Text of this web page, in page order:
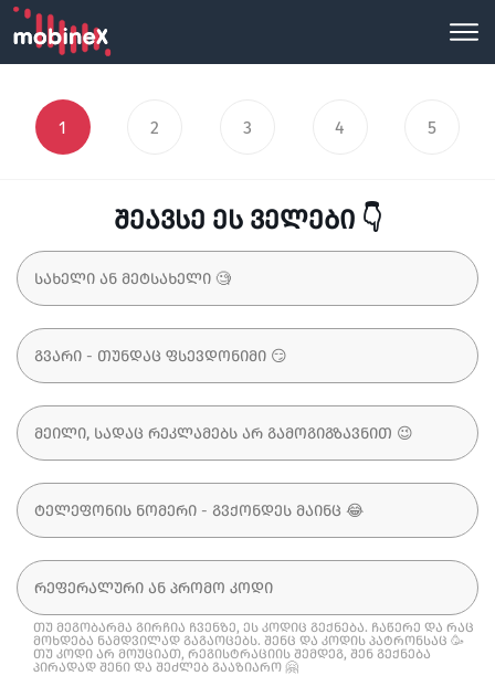
1 2 3 4 5
შეავსე ეს ველები 👇
თუ მეგობარმა გირჩია ჩვენზე, ეს კოდიც გექნება. ჩაწერე და რაც
მოხდება ნამდვილად გაგაოცებს. შენც და კოდის პატრონსაც 🥳
თუ კოდი არ მოუციათ, რეგისტრაციის შემდეგ, შენ გექნება
პირადად შენი და შეძლებ გააზიარო 🤗